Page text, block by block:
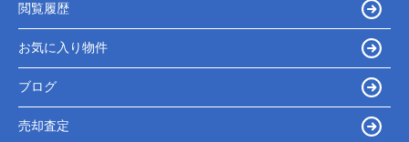
閲覧履歴
お気に入り物件
ブログ
売却査定